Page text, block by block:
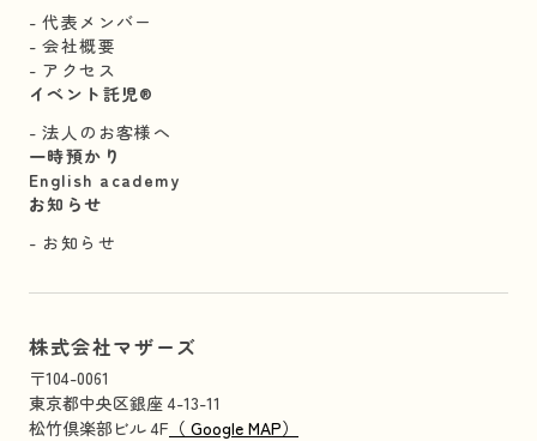
代表メンバー
会社概要
アクセス
イベント託児®︎
法人のお客様へ
一時預かり
English academy
お知らせ
お知らせ
株式会社マザーズ
〒104-0061
東京都中央区銀座 4-13-11
松竹倶楽部ビル 4F （ Google MAP）